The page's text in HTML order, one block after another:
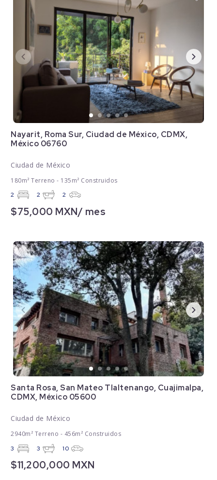
Nayarit, Roma Sur, Ciudad de México, CDMX,
México 06760
Ciudad de México
180m² Terreno - 135m² Construidos
2 2 2
$75,000 MXN/ mes
Santa Rosa, San Mateo Tlaltenango, Cuajimalpa,
CDMX, México 05600
Ciudad de México
2940m² Terreno - 456m² Construidos
3 3 10
$11,200,000 MXN